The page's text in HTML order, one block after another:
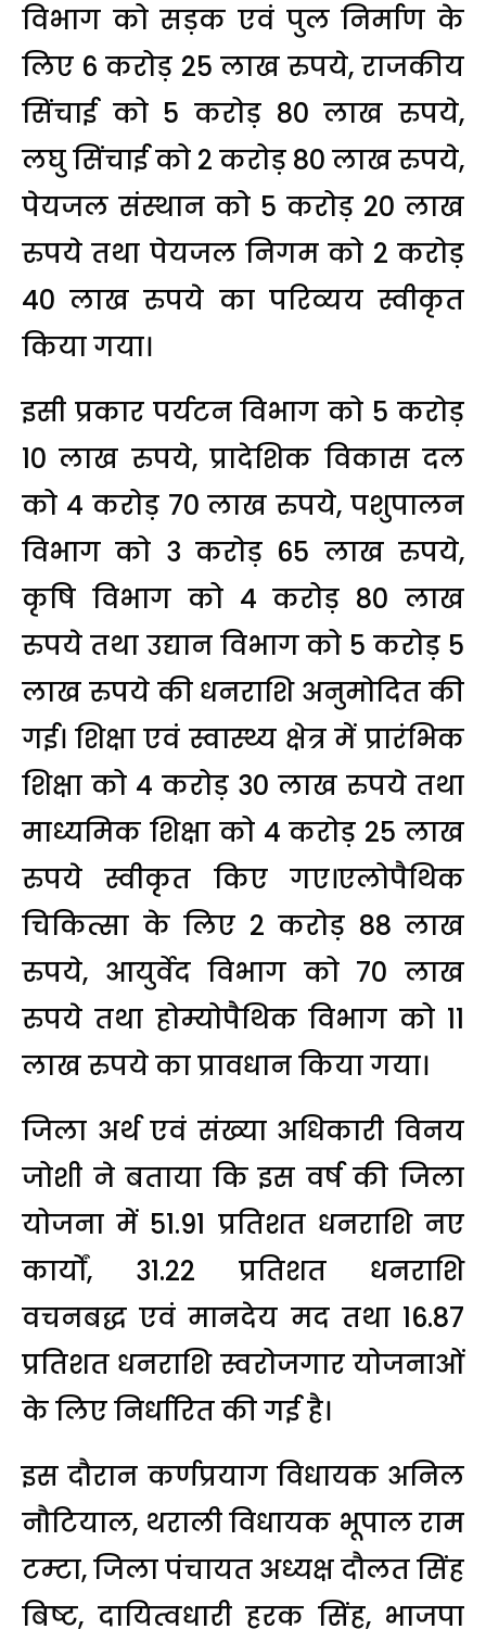
विभाग को सड़क एवं पुल निर्माण के
लिए 6 करोड़ 25 लाख रुपये, राजकीय
सिंचाई को 5 करोड़ 80 लाख रुपये,
लघु सिंचाई को 2 करोड़ 80 लाख रुपये,
पेयजल संस्थान को 5 करोड़ 20 लाख
रुपये तथा पेयजल निगम को 2 करोड़
40 लाख रुपये का परिव्यय स्वीकृत
किया गया।
इसी प्रकार पर्यटन विभाग को 5 करोड़
10 लाख रुपये, प्रादेशिक विकास दल
को 4 करोड़ 70 लाख रुपये, पशुपालन
विभाग को 3 करोड़ 65 लाख रुपये,
कृषि विभाग को 4 करोड़ 80 लाख
रुपये तथा उद्यान विभाग को 5 करोड़ 5
लाख रुपये की धनराशि अनुमोदित की
गई। शिक्षा एवं स्वास्थ्य क्षेत्र में प्रारंभिक
शिक्षा को 4 करोड़ 30 लाख रुपये तथा
माध्यमिक शिक्षा को 4 करोड़ 25 लाख
रुपये स्वीकृत किए गए।एलोपैथिक
चिकित्सा के लिए 2 करोड़ 88 लाख
रुपये, आयुर्वेद विभाग को 70 लाख
रुपये तथा होम्योपैथिक विभाग को 11
लाख रुपये का प्रावधान किया गया।
जिला अर्थ एवं संख्या अधिकारी विनय
जोशी ने बताया कि इस वर्ष की जिला
योजना में 51.91 प्रतिशत धनराशि नए
कार्यों, 31.22 प्रतिशत धनराशि
वचनबद्ध एवं मानदेय मद तथा 16.87
प्रतिशत धनराशि स्वरोजगार योजनाओं
के लिए निर्धारित की गई है।
इस दौरान कर्णप्रयाग विधायक अनिल
नौटियाल, थराली विधायक भूपाल राम
टम्टा, जिला पंचायत अध्यक्ष दौलत सिंह
बिष्ट, दायित्वधारी हरक सिंह, भाजपा